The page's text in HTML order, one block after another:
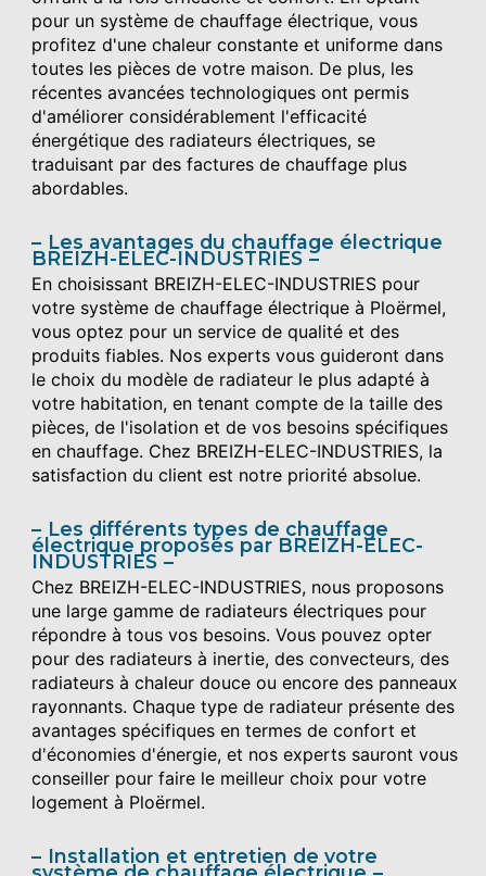
pour un système de chauffage électrique, vous
profitez d'une chaleur constante et uniforme dans
toutes les pièces de votre maison. De plus, les
récentes avancées technologiques ont permis
d'améliorer considérablement l'efficacité
énergétique des radiateurs électriques, se
traduisant par des factures de chauffage plus
abordables.
Les avantages du chauffage électrique
BREIZH-ELEC-INDUSTRIES
En choisissant BREIZH-ELEC-INDUSTRIES pour
votre système de chauffage électrique à Ploërmel,
vous optez pour un service de qualité et des
produits fiables. Nos experts vous guideront dans
le choix du modèle de radiateur le plus adapté à
votre habitation, en tenant compte de la taille des
pièces, de l'isolation et de vos besoins spécifiques
en chauffage. Chez BREIZH-ELEC-INDUSTRIES, la
satisfaction du client est notre priorité absolue.
Les différents types de chauffage
électrique proposés par BREIZH-ELEC-
INDUSTRIES
Chez BREIZH-ELEC-INDUSTRIES, nous proposons
une large gamme de radiateurs électriques pour
répondre à tous vos besoins. Vous pouvez opter
pour des radiateurs à inertie, des convecteurs, des
radiateurs à chaleur douce ou encore des panneaux
rayonnants. Chaque type de radiateur présente des
avantages spécifiques en termes de confort et
d'économies d'énergie, et nos experts sauront vous
conseiller pour faire le meilleur choix pour votre
logement à Ploërmel.
Installation et entretien de votre